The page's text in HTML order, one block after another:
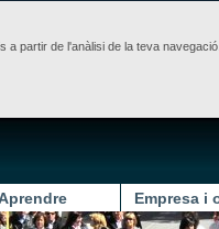
partir de l'anàlisi de la teva
Empresa i